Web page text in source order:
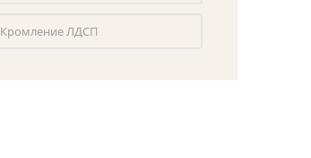
Кромление ЛДСП